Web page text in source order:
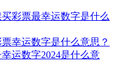
彩票最幸运数字是什么
幸运数字是什么意思？
运数字2024是什么意